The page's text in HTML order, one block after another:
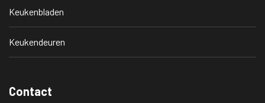
Keukenbladen
Keukendeuren
Contact